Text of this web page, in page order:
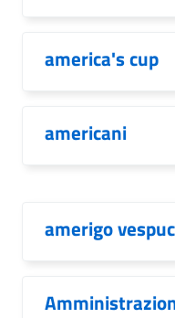
america's cup
americani
amerigo